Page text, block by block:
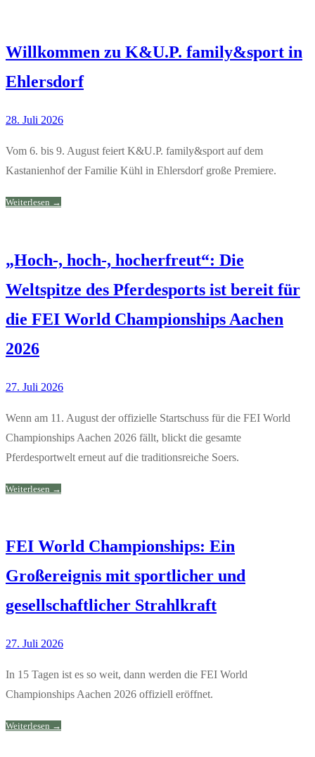
Willkommen zu K&U.P. family&sport in
Ehlersdorf
28. Juli 2026
Vom 6. bis 9. August feiert K&U.P. family&sport auf dem
Kastanienhof der Familie Kühl in Ehlersdorf große Premiere.
Weiterlesen →
„Hoch-, hoch-, hocherfreut“: Die
Weltspitze des Pferdesports ist bereit für
die FEI World Championships Aachen
2026
27. Juli 2026
Wenn am 11. August der offizielle Startschuss für die FEI World
Championships Aachen 2026 fällt, blickt die gesamte
Pferdesportwelt erneut auf die traditionsreiche Soers.
Weiterlesen →
FEI World Championships: Ein
Großereignis mit sportlicher und
gesellschaftlicher Strahlkraft
27. Juli 2026
In 15 Tagen ist es so weit, dann werden die FEI World
Championships Aachen 2026 offiziell eröffnet.
Weiterlesen →